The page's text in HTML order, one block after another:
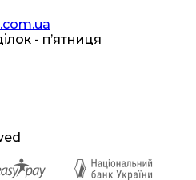
- п’ятниця